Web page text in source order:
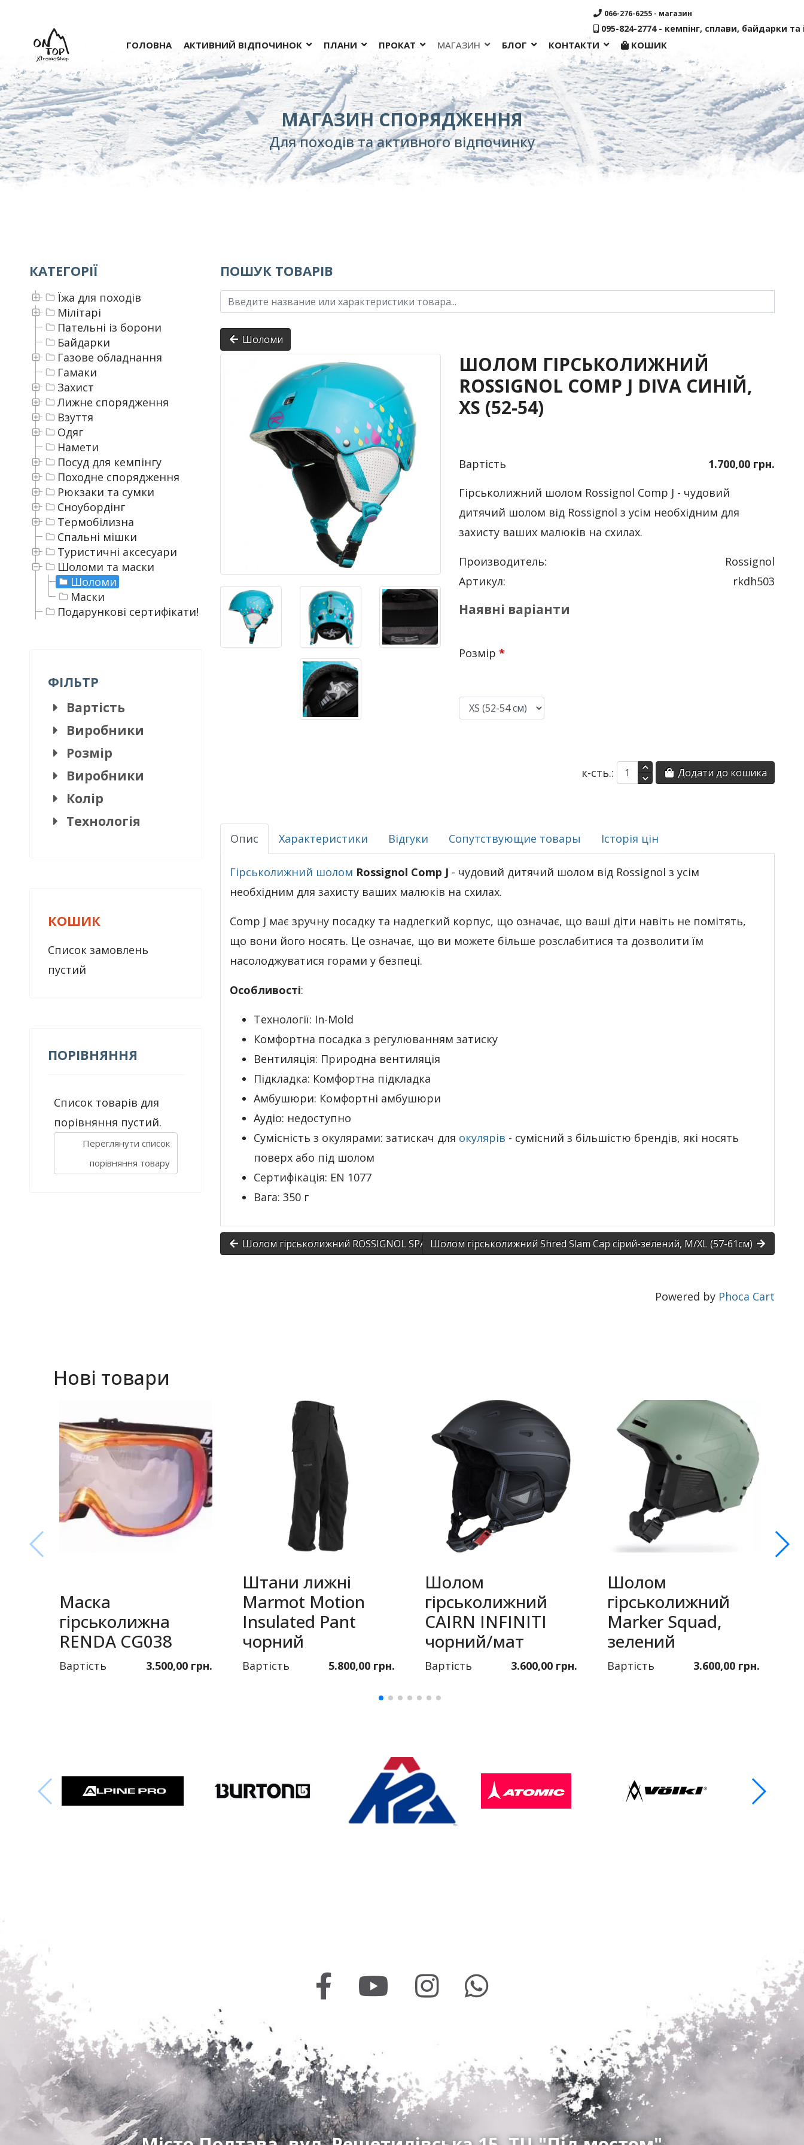
ГОЛОВНА АКТИВНИЙ ВІДПОЧИНОК ПЛАНИ ПРОКАТ МАГАЗИН БЛОГ КОНТАКТИ КОШИК
066-276-6255 - магазин
095-824-2774 - кемпінг, сплави, байдарки та
МАГАЗИН СПОРЯДЖЕННЯ
Для походів та активного відпочинку
КАТЕГОРІЇ
Подарункові сертифікати!
Шоломи та маски
Шоломи
Маски
Туристичні аксесуари
Спальні мішки
Термобілизна
Сноубордінг
Рюкзаки та сумки
Походне спорядження
Посуд для кемпінгу
Намети
Одяг
Взуття
Лижне спорядження
Захист
Гамаки
Газове обладнання
Байдарки
Пательні із борони
Мілітарі
Їжа для походів
ФІЛЬТР
Вартість
Виробники
Розмір
Виробники
Колір
Технологія
КОШИК
Список замовлень
пустий
ПОРІВНЯННЯ
Список товарів для
порівняння пустий.
Переглянути список
порівняння товару
ПОШУК ТОВАРІВ
Шоломи
ШОЛОМ ГІРСЬКОЛИЖНИЙ
ROSSIGNOL COMP J DIVA СИНІЙ,
XS (52-54)
Вартість
1.700,00 грн.
Гірськолижний шолом Rossignol Comp J - чудовий
дитячий шолом від Rossignol з усім необхідним для
захисту ваших малюків на схилах.
Производитель:
Rossignol
Артикул:
rkdh503
Наявні варіанти
Розмір *
к-сть.: Додати до кошика
Опис Характеристики Відгуки Сопутствующие товары Історія цін
Гірськолижний шолом Rossignol Comp J - чудовий дитячий шолом від Rossignol з усім
необхідним для захисту ваших малюків на схилах.
Comp J має зручну посадку та надлегкий корпус, що означає, що ваші діти навіть не помітять,
що вони його носять. Це означає, що ви можете більше розслабитися та дозволити їм
насолоджуватися горами у безпеці.
Особливості:
Технології: In-Mold
Комфортна посадка з регулюванням затиску
Вентиляція: Природна вентиляція
Підкладка: Комфортна підкладка
Амбушюри: Комфортні амбушюри
Аудіо: недоступно
Сумісність з окулярами: затискач для окулярів - сумісний з більшістю брендів, які носять
поверх або під шолом
Сертифікація: EN 1077
Вага: 350 г
Шолом гірськолижний ROSSIGNOL SPARK GIRLY БІЛИЙ-ФІОЛЕТОВИЙ, XL (60+cm)
Шолом гірськолижний Shred Slam Cap сірий-зелений, M/XL (57-61см)
Powered by Phoca Cart
Нові товари
Маска
гірськолижна
RENDA CG038
Вартість 3.500,00 грн.
Штани лижні
Marmot Motion
Insulated Pant
чорний
Вартість 5.800,00 грн.
Шолом
гірськолижний
CAIRN INFINITI
чорний/мат
Вартість 3.600,00 грн.
Шолом
гірськолижний
Marker Squad,
зелений
Вартість 3.600,00 грн.